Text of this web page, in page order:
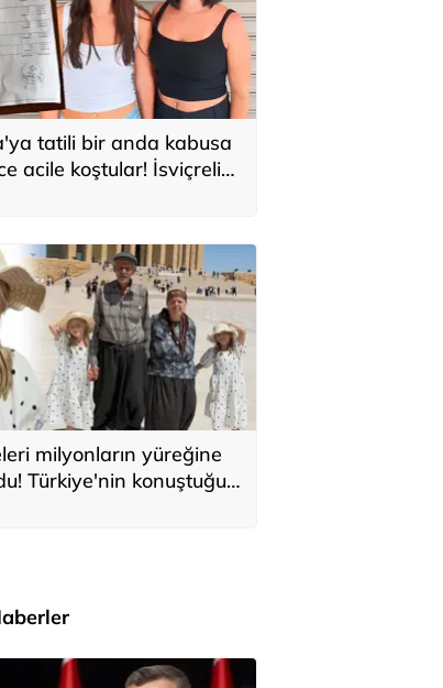
tatili bir anda kabusa
acile koştular! İsviçreli
milyonların yüreğine
Türkiye'nin konuştuğu